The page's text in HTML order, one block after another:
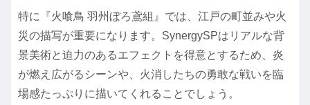
特に『火喰鳥 羽州ぼろ鳶組』では、江戸の町並みや火
災の描写が重要になります。SynergySPはリアルな背
景美術と迫力のあるエフェクトを得意とするため、炎
が燃え広がるシーンや、火消したちの勇敢な戦いを臨
場感たっぷりに描いてくれることでしょう。